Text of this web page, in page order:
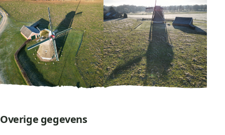
Overige gegevens